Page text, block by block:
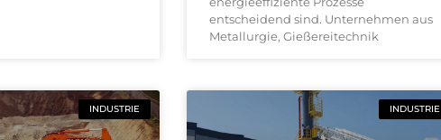
entscheidend sind. Unternehmen aus
Metallurgie, Gießereitechnik
INDUSTRIE INDUSTRIE